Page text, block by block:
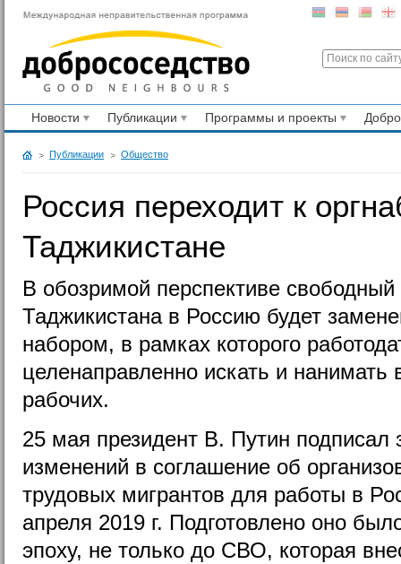
Новости Публикации Программы и проекты
Публикации Общество
Россия переходит к
Таджикистане
В обозримой перспективе свободный
Таджикистана в Россию будет
набором, в рамках которого
целенаправленно искать и
рабочих.
25 мая президент В. Путин подписал
изменений в соглашение об
трудовых мигрантов для работы в
апреля 2019 г. Подготовлено оно
эпоху, не только до СВО, которая